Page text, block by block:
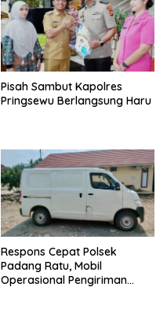
Pisah Sambut Kapolres
Pringsewu Berlangsung Haru
Respons Cepat Polsek
Padang Ratu, Mobil
Operasional Pengiriman